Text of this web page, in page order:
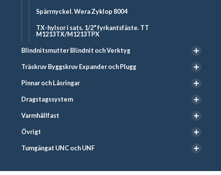
Spärrnyckel. Wera Zyklop 8004
TX-hylsor i sats. 1/2" fyrkantsfäste. TT
M1213TX/M1213TPX
Blindnitsmutter Blindnit och Verktyg
Träskruv Byggskruv Expander och Plugg
Pinnar och Låsringar
Dragstagssystem
Varmhållfast
Övrigt
Tumgängat UNC och UNF